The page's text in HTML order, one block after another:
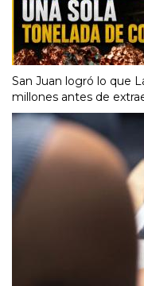
San Juan logró lo que
millones antes de